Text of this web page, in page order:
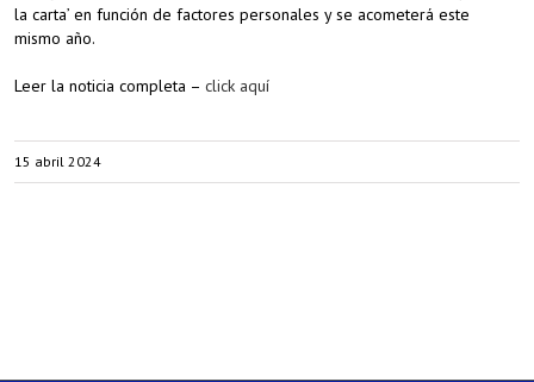
la carta’ en función de factores personales y se acometerá este
mismo año.
Leer la noticia completa – click aquí
15 abril 2024